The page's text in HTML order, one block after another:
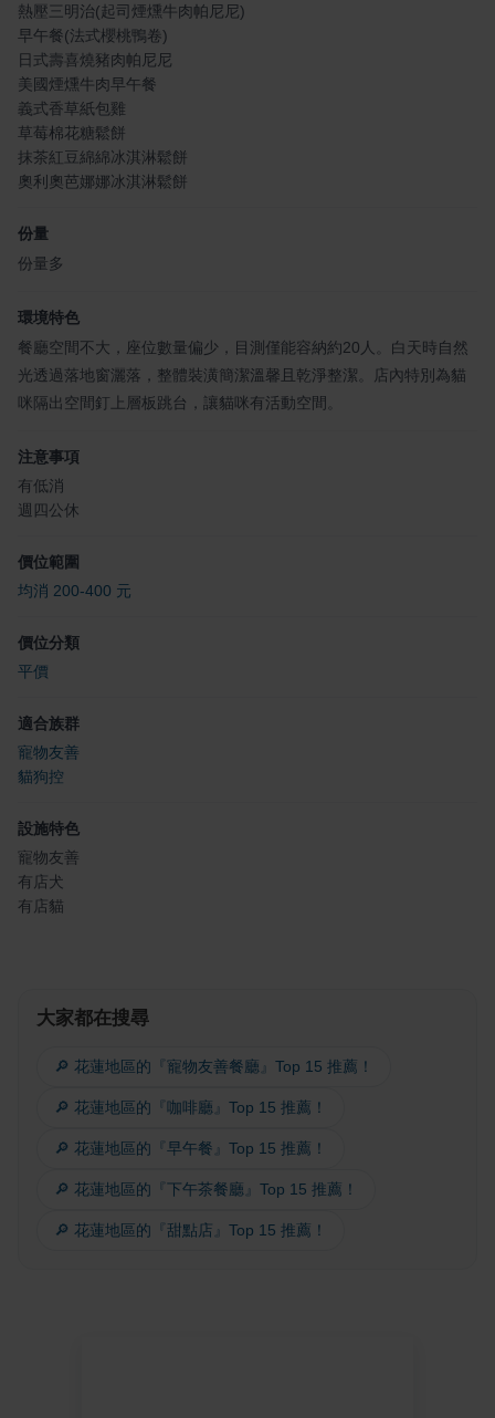
熱壓三明治(起司煙燻牛肉帕尼尼)
早午餐(法式櫻桃鴨卷)
日式壽喜燒豬肉帕尼尼
美國煙燻牛肉早午餐
義式香草紙包雞
草莓棉花糖鬆餅
抹茶紅豆綿綿冰淇淋鬆餅
奧利奧芭娜娜冰淇淋鬆餅
份量
份量多
環境特色
餐廳空間不大，座位數量偏少，目測僅能容納約20人。白天時自然
光透過落地窗灑落，整體裝潢簡潔溫馨且乾淨整潔。店內特別為貓
咪隔出空間釘上層板跳台，讓貓咪有活動空間。
注意事項
有低消
週四公休
價位範圍
均消 200-400 元
價位分類
平價
適合族群
寵物友善
貓狗控
設施特色
寵物友善
有店犬
有店貓
大家都在搜尋
🔎 花蓮地區的『寵物友善餐廳』Top 15 推薦！
🔎 花蓮地區的『咖啡廳』Top 15 推薦！
🔎 花蓮地區的『早午餐』Top 15 推薦！
🔎 花蓮地區的『下午茶餐廳』Top 15 推薦！
🔎 花蓮地區的『甜點店』Top 15 推薦！